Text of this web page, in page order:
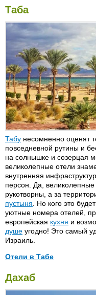
Fayrouz Hilton Sharm 4*
Fantazya Land 3*
Four Season Resort 5*
Gardenia (Gardenia
Ghazala 4*
Ghazala Village 4*
Grand Azure 4*+ (сечас
Royal Grand Azur 5*)
Hauza Beach 5*
Hauza Land Resort 4*
Hayatt 5*
Hilton Sharm Dreams 5*
(бывш. Hilton Dreams
Hilton Shark Bay 4*
Hilton Waterfalls 5*
Holiday Inn Resort 4*
Holiday Inn Amphoras 4*
Horizon Sharm 3*
Host Mark Oriental Resort
Iberotel Club Fanara 4*
Dolphin Nuweiba 4*
Domina Nuweiba Holiday
Village 4*
Helnan Nuweiba 4*
Hilton Nuweiba 4*
Таба
Табу несомненно оценят
повседневной рутины и
на солнышке и созерцая
великолепные отели
внутренняя
персон. Да,
рукотворны, а за
пустыня. Но кого это
уютные номера отелей,
европейская кухня и
душе угодно! Это самый
Израиль.
Отели в Табе
Hyatt Regency Taba 5*
Hilton Taba Resort 5*
Дахаб